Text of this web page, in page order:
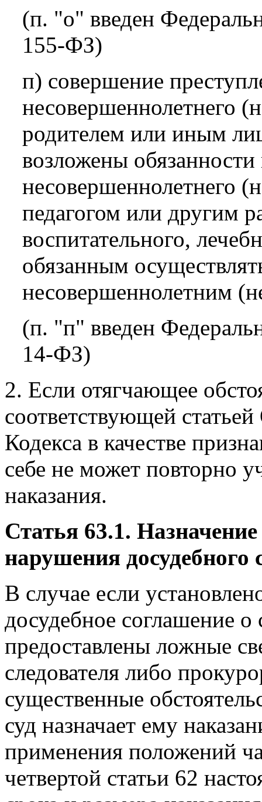
(п. "о" введен
155-ФЗ)
п) совершение
несовершеннолетнего
родителем или иным
возложены
несовершеннолетнего
педагогом или другим
воспитательного,
обязанным
несовершеннолетним
(п. "п" введен
14-ФЗ)
2. Если отягчающее
соответствующей
Кодекса в качестве
себе не может повторно
наказания.
Статья 63.1.
нарушения досудебного
В случае если
досудебное соглашение
предоставлены ложные
следователя либо
существенные
суд назначает ему
применения положений
четвертой статьи 62